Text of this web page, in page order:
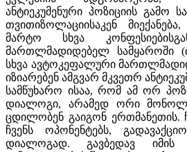
ანტიეკუმენური პოზიციის გამო
თვითიზოლაციისაკენ
მარტო სხვა
მართლმადიდებელ სამყაროში
სხვა ავტოკეფალური
იზიარებენ ამგვარ მკვეთრ
სამწუხარო ისაა, რომ ამ ორ
დიალოგი, არამედ ორი
ცდილობენ გაიგონ ერთმანეთის.
ჩვენს ოპონენტებს,
დიალოგად. გავბედავ